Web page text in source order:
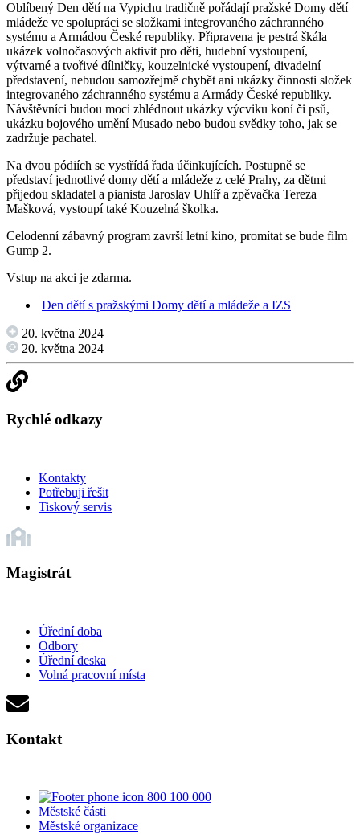
Oblíbený Den dětí na Vypichu tradičně pořádají pražské Domy dětí
mládeže ve spolupráci se složkami integrovaného záchranného
systému a Armádou České republiky. Připravena je pestrá škála
ukázek volnočasových aktivit pro děti, hudební vystoupení,
výtvarné a tvořivé dílničky, kouzelnické vystoupení, divadelní
představení, nebudou samozřejmě chybět ani ukázky činnosti složek
integrovaného záchranného systému a Armády České republiky.
Návštěvníci budou moci zhlédnout ukázky výcviku koní či psů,
ukázku bojového umění Musado nebo budou svědky toho, jak se
zadržuje pachatel.
Na dvou pódiích se vystřídá řada účinkujících. Postupně se
představí jednotlivé domy dětí a mládeže z celé Prahy, za dětmi
přijedou skladatel a pianista Jaroslav Uhlíř a zpěvačka Tereza
Mašková, vystoupí také Kouzelná školka.
Celodenní zábavný program završí letní kino, promítat se bude film
Gump 2.
Vstup na akci je zdarma.
Den dětí s pražskými Domy dětí a mládeže a IZS
20. května 2024
20. května 2024
Rychlé odkazy
Kontakty
Potřebuji řešit
Tiskový servis
Magistrát
Úřední doba
Odbory
Úřední deska
Volná pracovní místa
Kontakt
800 100 000
Městské části
Městské organizace